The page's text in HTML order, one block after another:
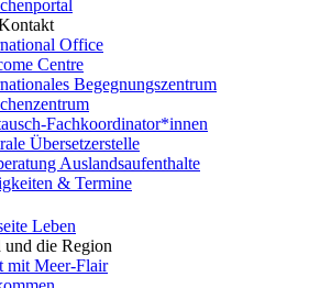
Office
Centre
Begegnungszentrum
Fachkoordinator*innen
Übersetzerstelle
Auslandsaufenthalte
& Termine
Leben
die Region
mit Meer-Flair